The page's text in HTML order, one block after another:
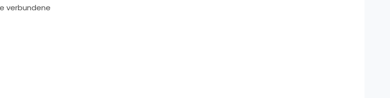
verbundene